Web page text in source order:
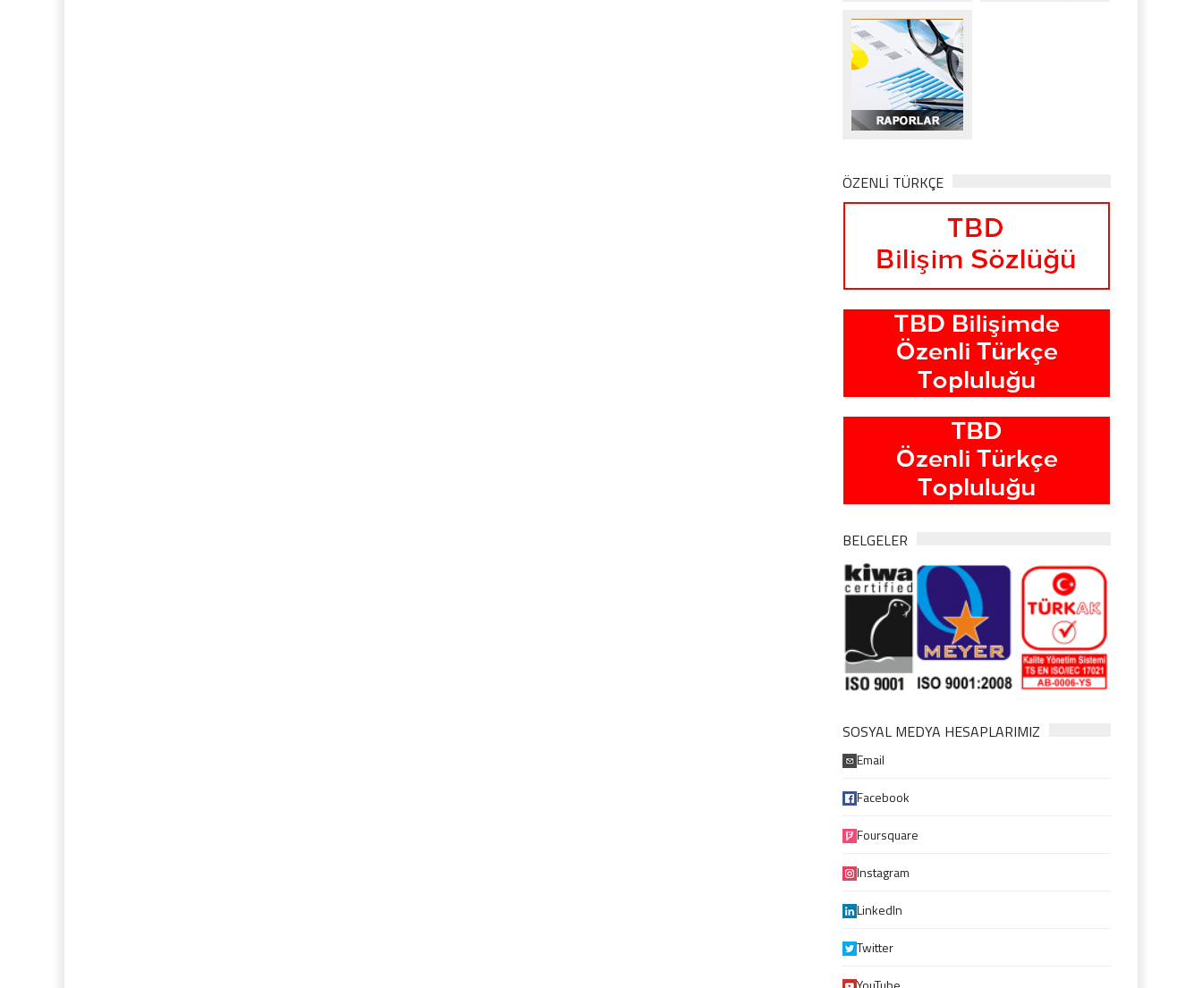
ÖZENLİ TÜRKÇE
BELGELER
SOSYAL MEDYA HESAPLARIMIZ
Email
Facebook
Foursquare
Instagram
LinkedIn
Twitter